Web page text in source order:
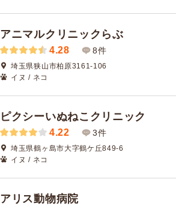
アニマルクリニックらぶ
4.28 8件
埼玉県狭山市柏原3161-106
イヌ / ネコ
ピクシーいぬねこクリニック
4.22 3件
埼玉県鶴ヶ島市大字鶴ケ丘849-6
イヌ / ネコ
アリス動物病院